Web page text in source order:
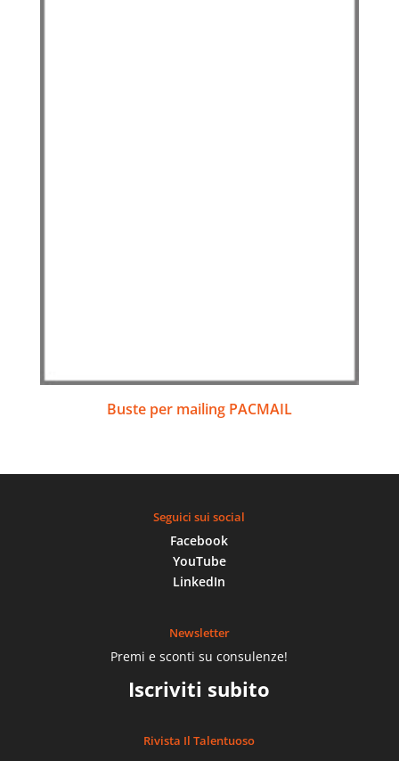
Buste per mailing PACMAIL
Seguici sui social
Facebook
YouTube
LinkedIn
Newsletter
Premi e sconti su consulenze!
Iscriviti subito
Rivista Il Talentuoso